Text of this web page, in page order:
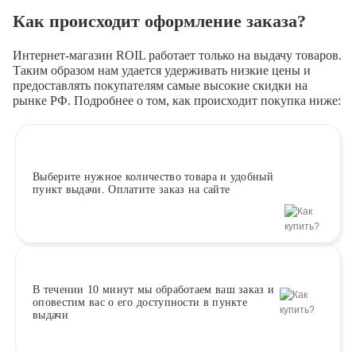
Как происходит оформление заказа?
Интернет-магазин ROIL работает только на выдачу товаров.
Таким образом нам удается удерживать низкие цены и
предоставлять покупателям самые высокие скидки на
рынке РФ. Подробнее о том, как происходит покупка ниже:
Выберите нужное количество товара и удобный
пункт выдачи. Оплатите заказ на сайте
В течении 10 минут мы обработаем ваш заказ и
оповестим вас о его доступности в пункте
выдачи